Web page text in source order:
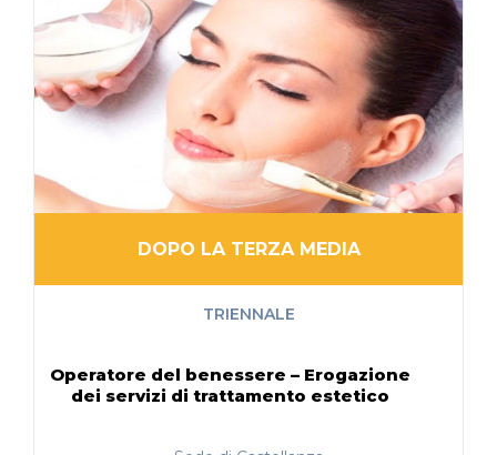
DOPO LA TERZA MEDIA
TRIENNALE
Operatore del benessere – Erogazione
dei servizi di trattamento estetico